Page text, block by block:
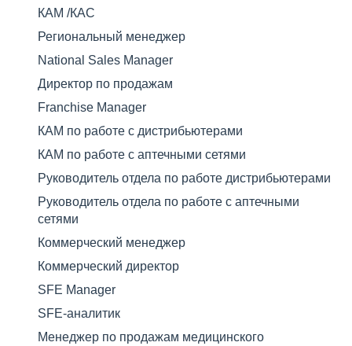
КАМ /КАС​
Региональный менеджер ​
National Sales Manager
Директор по продажам
Franchise Manager
КАМ по работе с дистрибьютерами
КАМ по работе с аптечными сетями
Руководитель отдела по работе дистрибьютерами
Руководитель отдела по работе с аптечными
сетями
Коммерческий менеджер
Коммерческий директор
SFE Manager
SFE-аналитик
Менеджер по продажам медицинского